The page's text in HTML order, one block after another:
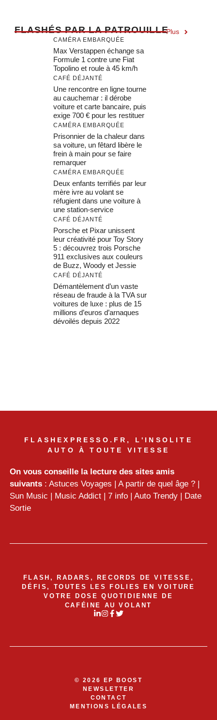
FLASHÉS PAR LA PATROUILLEPlus
CAMÉRA EMBARQUÉE
Max Verstappen échange sa
Formule 1 contre une Fiat
Topolino et roule à 45 km/h
CAFÉ DÉJANTÉ
Une rencontre en ligne tourne
au cauchemar : il dérobe
voiture et carte bancaire, puis
exige 700 € pour les restituer
CAMÉRA EMBARQUÉE
Prisonnier de la chaleur dans
sa voiture, un fêtard libère le
frein à main pour se faire
remarquer
CAMÉRA EMBARQUÉE
Deux enfants terrifiés par leur
mère ivre au volant se
réfugient dans une voiture à
une station-service
CAFÉ DÉJANTÉ
Porsche et Pixar unissent
leur créativité pour Toy Story
5 : découvrez trois Porsche
911 exclusives aux couleurs
de Buzz, Woody et Jessie
CAFÉ DÉJANTÉ
Démantèlement d’un vaste
réseau de fraude à la TVA sur
voitures de luxe : plus de 15
millions d’euros d’arnaques
dévoilés depuis 2022
FLASHEXPRESSO.FR, L'INSOLITE
AUTO À TOUTE VITESSE
On vous conseille la lecture des sites amis
suivants : Astuces Voyages | A partir de quel âge ? |
Sun Music | Music Addict | 7 info | Auto Trendy | Date
Sortie
FLASH, RADARS, RECORDS DE VITESSE,
DÉFIS, TOUTES LES FOLIES EN VOITURE
VOTRE DOSE QUOTIDIENNE DE
CAFÉINE AU VOLANT
© 2026 EP BOOST
NEWSLETTER
CONTACT
MENTIONS LÉGALES